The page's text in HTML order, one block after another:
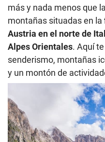
más y nada menos que
montañas situadas en la
Austria en el norte de
Alpes Orientales. Aquí
senderismo, montañas
y un montón de